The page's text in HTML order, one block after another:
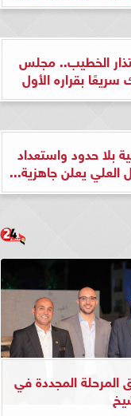
الخطيب.. مجلس
بقراره الأول
بلا حدود واستعداد
العلي يعلن جاهزية...
المجددة في